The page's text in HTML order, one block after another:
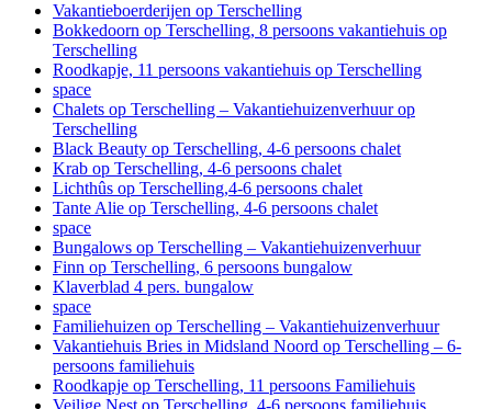
Vakantieboerderijen op Terschelling
Bokkedoorn op Terschelling, 8 persoons vakantiehuis op
Terschelling
Roodkapje, 11 persoons vakantiehuis op Terschelling
space
Chalets op Terschelling – Vakantiehuizenverhuur op
Terschelling
Black Beauty op Terschelling, 4-6 persoons chalet
Krab op Terschelling, 4-6 persoons chalet
Lichthûs op Terschelling,4-6 persoons chalet
Tante Alie op Terschelling, 4-6 persoons chalet
space
Bungalows op Terschelling – Vakantiehuizenverhuur
Finn op Terschelling, 6 persoons bungalow
Klaverblad 4 pers. bungalow
space
Familiehuizen op Terschelling – Vakantiehuizenverhuur
Vakantiehuis Bries in Midsland Noord op Terschelling – 6-
persoons familiehuis
Roodkapje op Terschelling, 11 persoons Familiehuis